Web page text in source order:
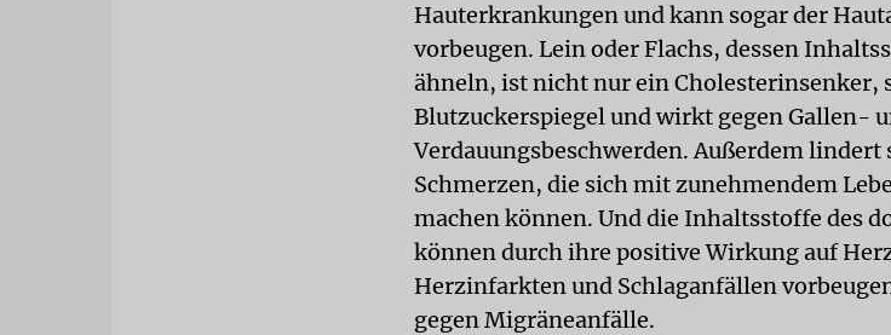
Hauterkrankungen und kann sogar der
vorbeugen. Lein oder Flachs, dessen
ähneln, ist nicht nur ein Cholesterinsenker,
Blutzuckerspiegel und wirkt gegen Gallen-
Verdauungsbeschwerden. Außerdem lindert
Schmerzen, die sich mit zunehmendem
machen können. Und die Inhaltsstoffe des
können durch ihre positive Wirkung auf
Herzinfarkten und Schlaganfällen
gegen Migräneanfälle.